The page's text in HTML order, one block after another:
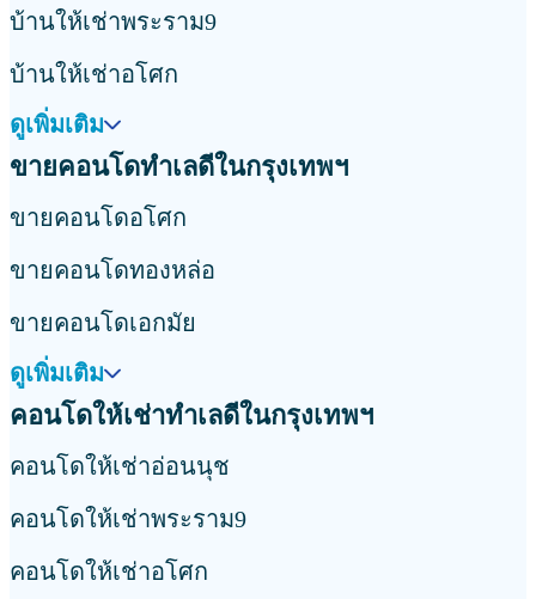
บ้านให้เช่าพระราม9
บ้านให้เช่าอโศก
ดูเพิ่มเติม
ขายคอนโดทำเลดีในกรุงเทพฯ
ขายคอนโดอโศก
ขายคอนโดทองหล่อ
ขายคอนโดเอกมัย
ดูเพิ่มเติม
คอนโดให้เช่าทำเลดีในกรุงเทพฯ
คอนโดให้เช่าอ่อนนุช
คอนโดให้เช่าพระราม9
คอนโดให้เช่าอโศก